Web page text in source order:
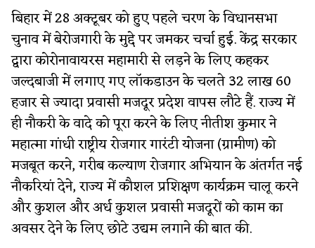
बिहार में 28 अक्टूबर को हुए पहले चरण के विधानसभा
चुनाव में बेरोजगारी के मुद्दे पर जमकर चर्चा हुई. केंद्र सरकार
द्वारा कोरोनावायरस महामारी से लड़ने के लिए कहकर
जल्दबाजी में लगाए गए लॉकडाउन के चलते 32 लाख 60
हजार से ज्यादा प्रवासी मजदूर प्रदेश वापस लौटे हैं. राज्य में
ही नौकरी के वादे को पूरा करने के लिए नीतीश कुमार ने
महात्मा गांधी राष्ट्रीय रोजगार गारंटी योजना (ग्रामीण) को
मजबूत करने, गरीब कल्याण रोजगार अभियान के अंतर्गत नई
नौकरियां देने, राज्य में कौशल प्रशिक्षण कार्यक्रम चालू करने
और कुशल और अर्ध कुशल प्रवासी मजदूरों को काम का
अवसर देने के लिए छोटे उद्यम लगाने की बात की.